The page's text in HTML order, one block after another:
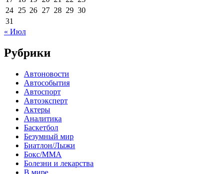
24 25 26 27 28 29 30
31
« Июл
Рубрики
Автоновости
Автособытия
Автоспорт
Автоэксперт
Актеры
Аналитика
Баскетбол
Безумный мир
Биатлон/Лыжи
Бокс/MMA
Болезни и лекарства
В мире